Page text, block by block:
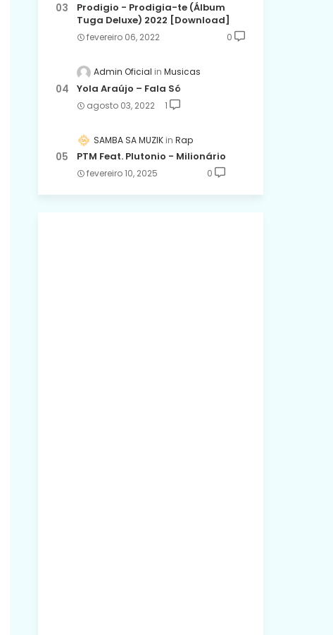
Prodigio - Prodigia-te (Álbum
Tuga Deluxe) 2022 [Download]
fevereiro 06, 2022 0
Admin Oficial Musicas
Yola Araújo – Fala Só
agosto 03, 2022 1
SAMBA SA MUZIK Rap
PTM Feat. Plutonio - Milionário
fevereiro 10, 2025 0